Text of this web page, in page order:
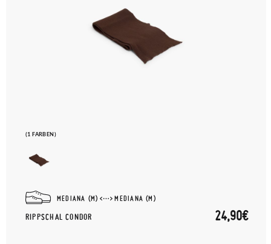
(1 FARBEN)
MEDIANA (M) MEDIANA (M)
RIPPSCHAL CONDOR 24,90€